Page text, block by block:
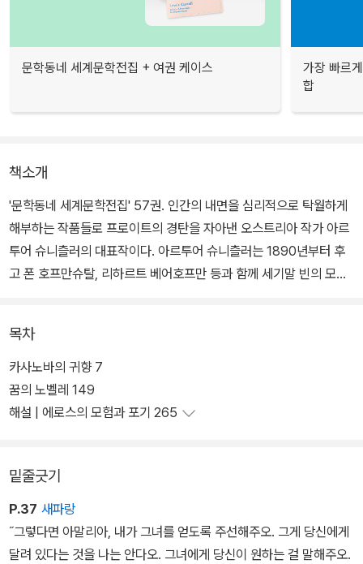
문학동네 세계문학전집 + 여권 케이스
가장 빠르
합
책소개
'문학동네 세계문학전집' 57권. 인간의 내면을 심리적으로 탁월하게
해부하는 작품들로 프로이트의 경탄을 자아낸 오스트리아 작가 아르
투어 슈니츨러의 대표작이다. 아르투어 슈니츨러는 1890년부터 후
고 폰 호프만슈탈, 리하르트 베어호프만 등과 함께 세기말 빈의 모더
'카사노바의 귀향'은 불멸의 남성성을 대변하는 실존 인물 카사노바의
노년을 재구성한 작품으로, 카사노바가 정체성을 상실해가는 과정을
심리학적으로 밀도 높게 그린다. '꿈의 노벨레'는 모범적이고 행복해
지 끊임없이 재해석되고 있다.
목차
카사노바의 귀향 7
꿈의 노벨레 149
해설 | 에로스의 모험과 포기 265
밑줄긋기
P.37 새파랑
˝그렇다면 아말리아, 내가 그녀를 얻도록 주선해주오. 그게 당신에게
달려 있다는 것을 나는 안다오. 그녀에게 당신이 원하는 걸 말해주오.